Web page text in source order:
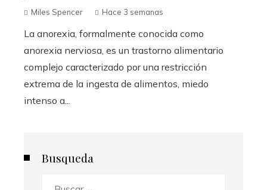
Miles Spencer Hace 3 semanas
La anorexia, formalmente conocida como
anorexia nerviosa, es un trastorno alimentario
complejo caracterizado por una restricción
extrema de la ingesta de alimentos, miedo
intenso a...
Busqueda